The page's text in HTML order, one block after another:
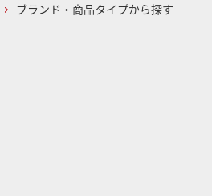
ブランド・商品タイプから探す